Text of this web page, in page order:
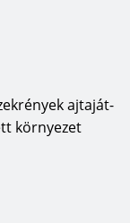
ajtaját-
környezet